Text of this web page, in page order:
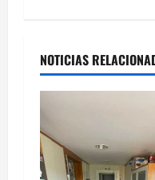
NOTICIAS